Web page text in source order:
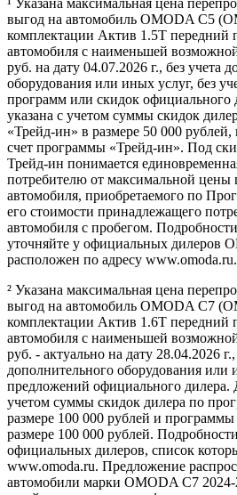
выгод на автомобиль OMODA C5
комплектации Актив 1.5Т передний
автомобиля с наименьшей
руб. на дату 04.07.2026 г., без учета
оборудования или иных услуг, без
программ или скидок официального
указана с учетом суммы скидок
«Трейд-ин» в размере 50 000 рублей,
счет программы «Трейд-ин». Под
Трейд-ин понимается
потребителю от максимальной цены
автомобиля, приобретаемого по
его стоимости принадлежащего
автомобиля с пробегом.
уточняйте у официальных дилеров
расположен по адресу
² Указана максимальная цена
выгод на автомобиль OMODA C7
комплектации Актив 1.6T передний
автомобиля с наименьшей
руб. - актуально на дату 28.04.2026 г.,
дополнительного оборудования или
предложений официального дилера.
учетом суммы скидок дилера по
размере 100 000 рублей и
размере 100 000 рублей.
официальных дилеров, список
www.omoda.ru. Предложение
автомобили марки OMODA C7 2024-